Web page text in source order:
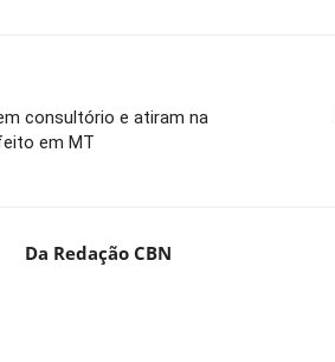
consultório e atiram na
em MT
Da Redação CBN